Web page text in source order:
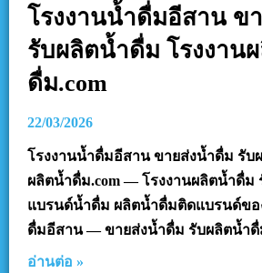
โรงงานน้ำดื่มอีสาน ข
รับผลิตน้ำดื่ม โรงงาน
ดื่ม.com
22/03/2026
โรงงานน้ำดื่มอีสาน ขายส่งน้ำดื่ม รับ
ผลิตน้ำดื่ม.com — โรงงานผลิตน้ำดื่ม
แบรนด์น้ำดื่ม ผลิตน้ำดื่มติดแบรนด์ข
ดื่มอีสาน — ขายส่งน้ำดื่ม รับผลิตน้ำดื่
อ่านต่อ »